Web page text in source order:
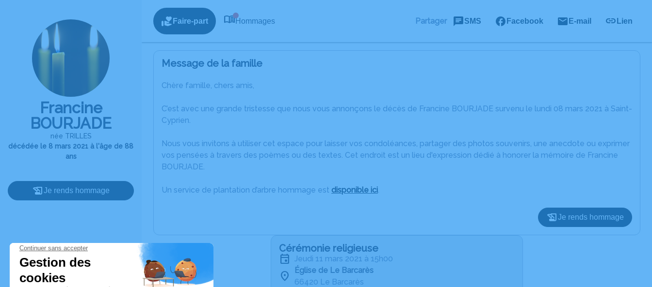
Francine
BOURJADE
née TRILLES
décédée le 8 mars 2021 à l'âge de 88
ans
Je rends hommage
Faire-part Hommages Partager SMS Facebook E-mail Lien
Message de la famille
Chère famille, chers amis,
C’est avec une grande tristesse que nous vous annonçons le décès de Francine BOURJADE survenu le lundi 08 mars 2021 à Saint-
Cyprien.
Nous vous invitons à utiliser cet espace pour laisser vos condoléances, partager des photos souvenirs, une anecdote ou exprimer
vos pensées à travers des poèmes ou des textes. Cet endroit est un lieu d'expression dédié à honorer la mémoire de Francine
BOURJADE.
Un service de plantation d’arbre hommage est disponible ici.
Je rends hommage
Cérémonie religieuse
jeudi 11 mars 2021 à 15h00
Église de Le Barcarès
66420 Le Barcarès